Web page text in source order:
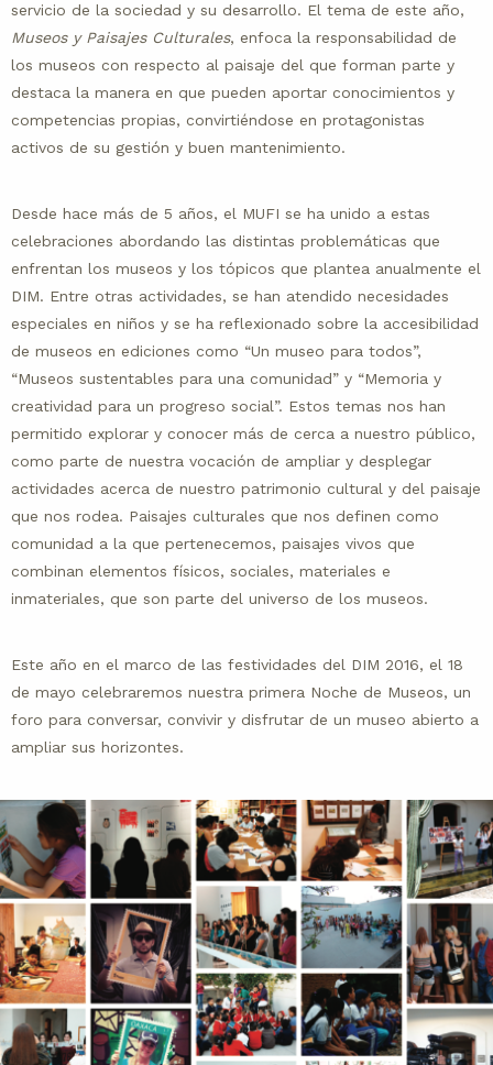
servicio de la sociedad y su desarrollo. El tema de este año,
Museos y Paisajes Culturales, enfoca la responsabilidad de
los museos con respecto al paisaje del que forman parte y
destaca la manera en que pueden aportar conocimientos y
competencias propias, convirtiéndose en protagonistas
activos de su gestión y buen mantenimiento.
Desde hace más de 5 años, el MUFI se ha unido a estas
celebraciones abordando las distintas problemáticas que
enfrentan los museos y los tópicos que plantea anualmente el
DIM. Entre otras actividades, se han atendido necesidades
especiales en niños y se ha reflexionado sobre la accesibilidad
de museos en ediciones como “Un museo para todos”,
“Museos sustentables para una comunidad” y “Memoria y
creatividad para un progreso social”. Estos temas nos han
permitido explorar y conocer más de cerca a nuestro público,
como parte de nuestra vocación de ampliar y desplegar
actividades acerca de nuestro patrimonio cultural y del paisaje
que nos rodea. Paisajes culturales que nos definen como
comunidad a la que pertenecemos, paisajes vivos que
combinan elementos físicos, sociales, materiales e
inmateriales, que son parte del universo de los museos.
Este año en el marco de las festividades del DIM 2016, el 18
de mayo celebraremos nuestra primera Noche de Museos, un
foro para conversar, convivir y disfrutar de un museo abierto a
ampliar sus horizontes.